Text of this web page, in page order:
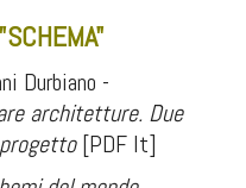
Durbiano -
architetture. Due
[PDF It]